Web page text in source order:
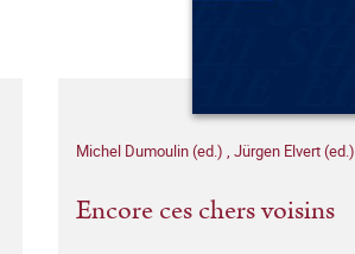
Michel Dumoulin (ed.) , Jürgen Elvert (ed.)
Encore ces chers voisins